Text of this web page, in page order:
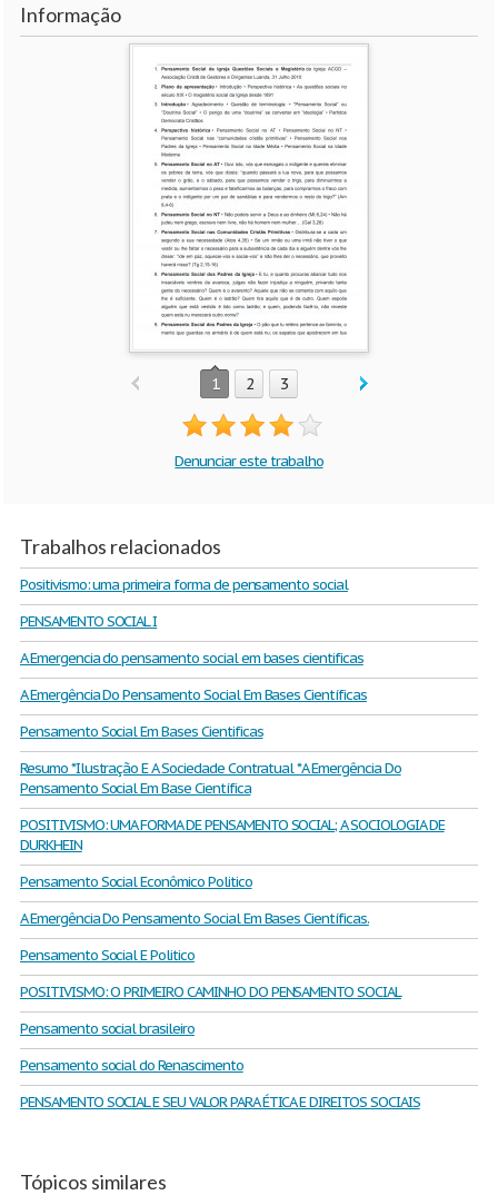
Informação
1 2 3
Denunciar este trabalho
Trabalhos relacionados
Positivismo: uma primeira forma de pensamento social
PENSAMENTO SOCIAL I
A Emergencia do pensamento social em bases cientificas
A Emergência Do Pensamento Social Em Bases Científicas
Pensamento Social Em Bases Cientificas
Resumo *Ilustração E A Sociedade Contratual *A Emergência Do
Pensamento Social Em Base Científica
POSITIVISMO: UMA FORMA DE PENSAMENTO SOCIAL; A SOCIOLOGIA DE
DURKHEIN
Pensamento Social Econômico Politico
A Emergência Do Pensamento Social Em Bases Científicas.
Pensamento Social E Politico
POSITIVISMO: O PRIMEIRO CAMINHO DO PENSAMENTO SOCIAL
Pensamento social brasileiro
Pensamento social do Renascimento
PENSAMENTO SOCIAL E SEU VALOR PARA ÉTICA E DIREITOS SOCIAIS
Tópicos similares